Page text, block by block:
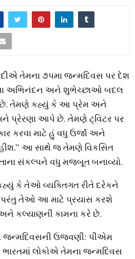
તેમના ૭૫મા જન્મદિવસ પર દેશ
અભિનંદન અને શુભેચ્છાઓ બદલ
છે. તેમણે કહ્યું કે આ પ્રેમ અને
પ્રેરણા આપે છે. તેમણે ટ્વિટર પર
કરવા માટે હું વધુ ઉર્જા અને
આ સાથે જ તેમણે વિકસિત
સંકલ્પને વધુ મજબૂત બનાવ્યો.
કે તેઓ વ્યક્તિગત રીતે દરેકને
તેઓ આ માટે પ્રયાસ કરશે
કલ્યાણની કામના કરે છે.
જન્મદિવસની ઉજવણી: પીએમ
લોકોએ તેમના જન્મદિવસ